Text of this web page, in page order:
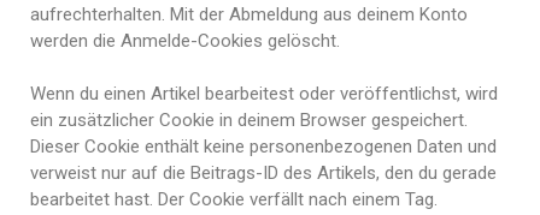
aufrechterhalten. Mit der Abmeldung aus deinem Konto
werden die Anmelde-Cookies gelöscht.
Wenn du einen Artikel bearbeitest oder veröffentlichst, wird
ein zusätzlicher Cookie in deinem Browser gespeichert.
Dieser Cookie enthält keine personenbezogenen Daten und
verweist nur auf die Beitrags-ID des Artikels, den du gerade
bearbeitet hast. Der Cookie verfällt nach einem Tag.